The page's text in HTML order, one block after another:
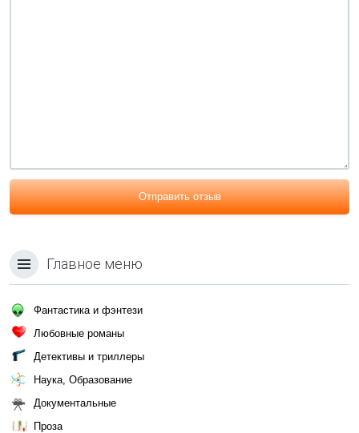
Отправить отзыв
Главное меню
Фантастика и фэнтези
Любовные романы
Детективы и триллеры
Наука, Образование
Документальные
Проза